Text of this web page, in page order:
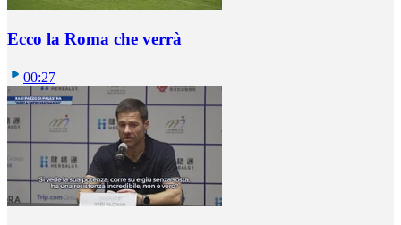
Ecco la Roma che verrà
00:27